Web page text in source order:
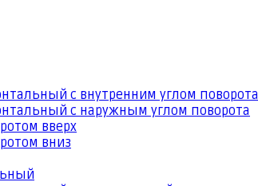
с внутренним углом поворота
с наружным углом поворота
вверх
вниз